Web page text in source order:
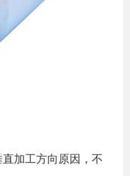
加工方向原因，不